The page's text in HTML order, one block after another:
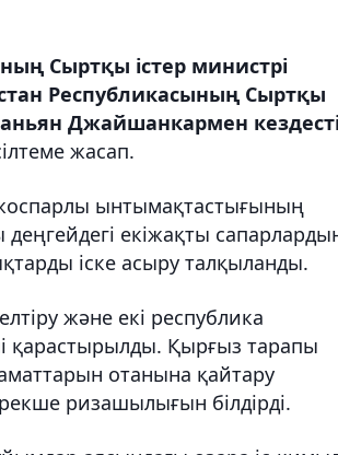
Сыртқы істер министрі
Республикасының Сыртқы
Джайшанкармен
жасап.
ынтымақтастығының
екіжақты
іске асыру талқыланды.
және екі республика
қарастырылды. Қырғыз тарапы
отанына қайтару
ризашылығын білдірді.